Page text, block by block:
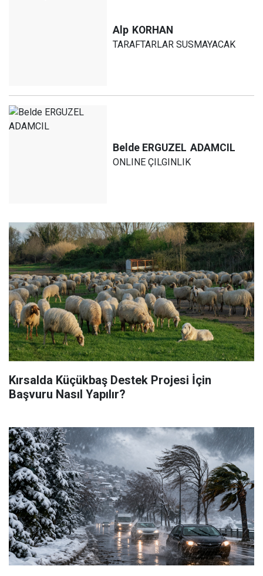
Alp KORHAN
TARAFTARLAR SUSMAYACAK
Belde ERGUZEL ADAMCIL
ONLINE ÇILGINLIK
Kırsalda Küçükbaş Destek Projesi İçin
Başvuru Nasıl Yapılır?